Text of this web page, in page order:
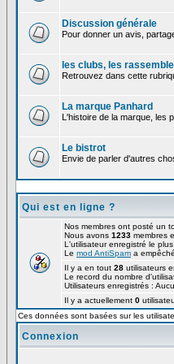
Discussion générale
Pour donner un avis,
les clubs, les
Retrouvez dans cette
La marque Panhard
L'histoire de la marque, les
Le bistrot
Envie de parler d'autres
Qui est en ligne ?
Nos membres ont posté un
Nous avons 1233 membres
L'utilisateur enregistré le
Le mod AntiSpam a empêché
Il y a en tout 28 utilisateurs
Le record du nombre
Utilisateurs enregistrés :
Il y a actuellement 0
Ces données sont basées sur les
Connexion